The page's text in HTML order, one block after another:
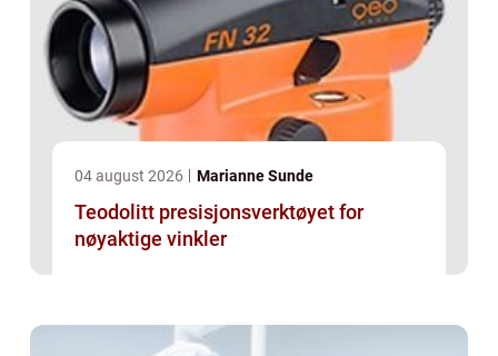
04 august 2026 Marianne Sunde
Teodolitt presisjonsverktøyet for
nøyaktige vinkler